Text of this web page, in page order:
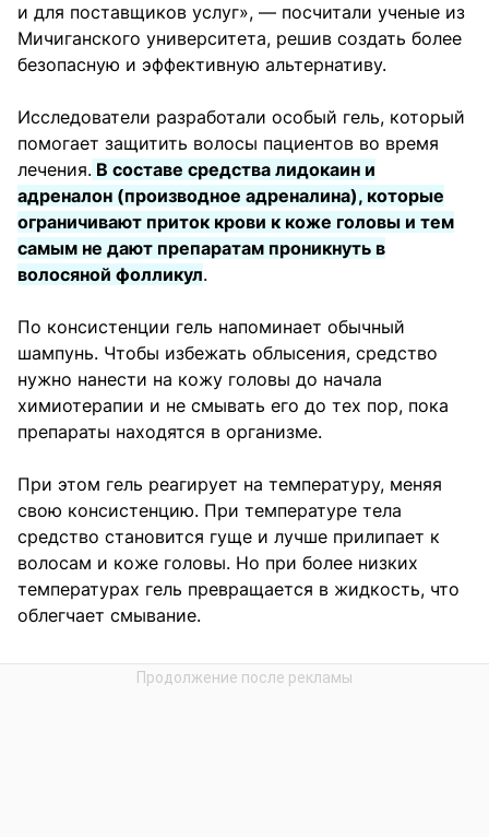
и для поставщиков услуг», — посчитали ученые из
Мичиганского университета, решив создать более
безопасную и эффективную альтернативу.
Исследователи разработали особый гель, который
помогает защитить волосы пациентов во время
лечения. В составе средства лидокаин и
адреналон (производное адреналина), которые
ограничивают приток крови к коже головы и тем
самым не дают препаратам проникнуть в
волосяной фолликул.
По консистенции гель напоминает обычный
шампунь. Чтобы избежать облысения, средство
нужно нанести на кожу головы до начала
химиотерапии и не смывать его до тех пор, пока
препараты находятся в организме.
При этом гель реагирует на температуру, меняя
свою консистенцию. При температуре тела
средство становится гуще и лучше прилипает к
волосам и коже головы. Но при более низких
температурах гель превращается в жидкость, что
облегчает смывание.